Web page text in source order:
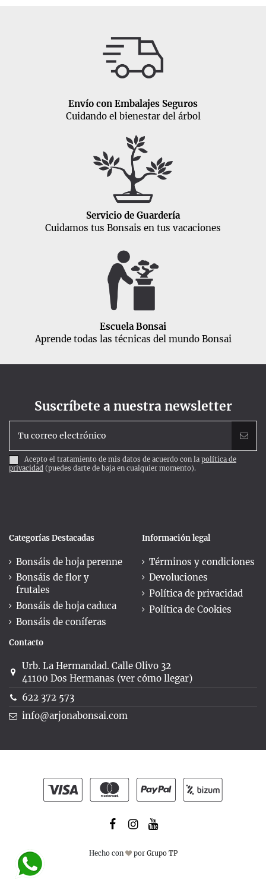
Envío con Embalajes Seguros
Cuidando el bienestar del árbol
Servicio de Guardería
Cuidamos tus Bonsais en tus vacaciones
Escuela Bonsai
Aprende todas las técnicas del mundo Bonsai
Suscríbete a nuestra newsletter
Acepto el tratamiento de mis datos de acuerdo con la política de
privacidad (puedes darte de baja en cualquier momento).
Categorías Destacadas
Bonsáis de hoja perenne
Bonsáis de flor y
frutales
Bonsáis de hoja caduca
Bonsáis de coníferas
Información legal
Términos y condiciones
Devoluciones
Política de privacidad
Política de Cookies
Contacto
Urb. La Hermandad. Calle Olivo 32
41100 Dos Hermanas (ver cómo llegar)
622 372 573
info@arjonabonsai.com
Hecho con por Grupo TP